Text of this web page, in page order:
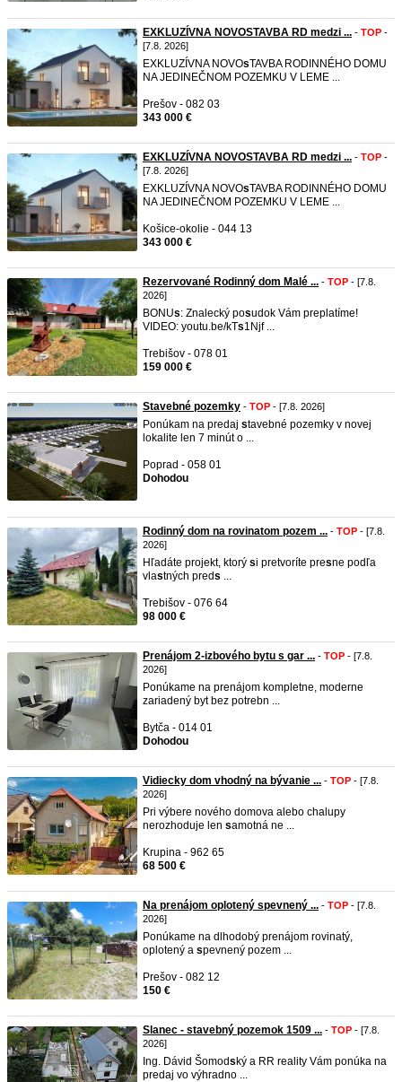
EXKLUZÍVNA NOVOSTAVBA RD medzi ... - TOP -
[7.8. 2026]
EXKLUZÍVNA NOVOsTAVBA RODINNÉHO DOMU
NA JEDINEČNOM POZEMKU V LEME ...
Prešov - 082 03
343 000 €
EXKLUZÍVNA NOVOSTAVBA RD medzi ... - TOP -
[7.8. 2026]
EXKLUZÍVNA NOVOsTAVBA RODINNÉHO DOMU
NA JEDINEČNOM POZEMKU V LEME ...
Košice-okolie - 044 13
343 000 €
Rezervované Rodinný dom Malé ... - TOP - [7.8.
2026]
BONUs: Znalecký posudok Vám preplatíme!
VIDEO: youtu.be/kTs1Njf ...
Trebišov - 078 01
159 000 €
Stavebné pozemky - TOP - [7.8. 2026]
Ponúkam na predaj stavebné pozemky v novej
lokalite len 7 minút o ...
Poprad - 058 01
Dohodou
Rodinný dom na rovinatom pozem ... - TOP - [7.8.
2026]
Hľadáte projekt, ktorý si pretvoríte presne podľa
vlastných preds ...
Trebišov - 076 64
98 000 €
Prenájom 2-izbového bytu s gar ... - TOP - [7.8.
2026]
Ponúkame na prenájom kompletne, moderne
zariadený byt bez potrebn ...
Bytča - 014 01
Dohodou
Vidiecky dom vhodný na bývanie ... - TOP - [7.8.
2026]
Pri výbere nového domova alebo chalupy
nerozhoduje len samotná ne ...
Krupina - 962 65
68 500 €
Na prenájom oplotený spevnený ... - TOP - [7.8.
2026]
Ponúkame na dlhodobý prenájom rovinatý,
oplotený a spevnený pozem ...
Prešov - 082 12
150 €
Slanec - stavebný pozemok 1509 ... - TOP - [7.8.
2026]
Ing. Dávid Šomodský a RR reality Vám ponúka na
predaj vo výhradno ...